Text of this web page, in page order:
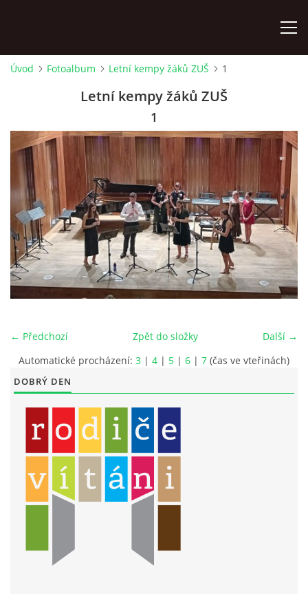
ZAMĚSTNANCI
HUDEBNÍ OBOR
SOUBORY
VÝTVARNÝ OBOR
LITERÁRNĚ DRAMATICKÝ OBOR
DĚTSKÁ UMĚLECKÁ DÍLNA
PRAVIDLA PRO VEŘEJNÉ AKCE ZUŠ STAŇKOV
ÚSPĚCHY NAŠICH ŽÁKŮ
PŘIJÍMACÍ TALENTOVÉ ZKOUŠKY
Úvod Fotoalbum Letní kempy žáků ZUŠ 1
Letní kempy žáků ZUŠ
1
← Předchozí Další →
Zpět do složky
Automatické procházení: 3 | 4 | 5 | 6 | 7 (čas ve vteřinách)
DOBRÝ DEN